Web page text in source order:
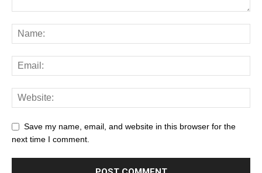
Save my name, email, and website in this browser for the
next time I comment.